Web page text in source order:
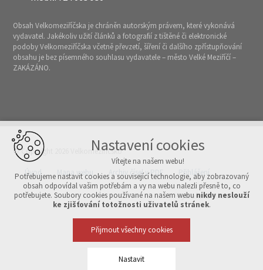
Obsah Velkomeziříčska je chráněn autorským právem, které vykonává
vydavatel. Jakékoliv užití článků a fotografií z tištěné či elektronické
podoby Velkomeziříčska včetně převzetí, šíření či dalšího zpřístupňování
obsahu je bez písemného souhlasu vydavatele – město Velké Meziříčí –
ZAKÁZÁNO.
© Copyright 2026 Velkomeziříčsko
Úvod Mapa webu Archiv čísel v PDF Přihlášení
Vytvořeno v xart.cz
Nastavení cookies
Vítejte na našem webu!
Potřebujeme nastavit cookies a související technologie, aby zobrazovaný
obsah odpovídal vašim potřebám a vy na webu nalezli přesně to, co
potřebujete. Soubory cookies používané na našem webu nikdy neslouží
ke zjišťování totožnosti uživatelů stránek.
Přijmout všechny cookies
Nastavit